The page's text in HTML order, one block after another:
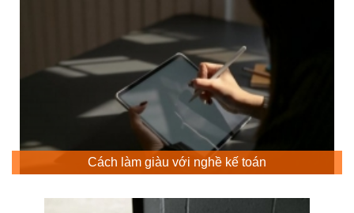
Cách làm giàu với nghề kế toán